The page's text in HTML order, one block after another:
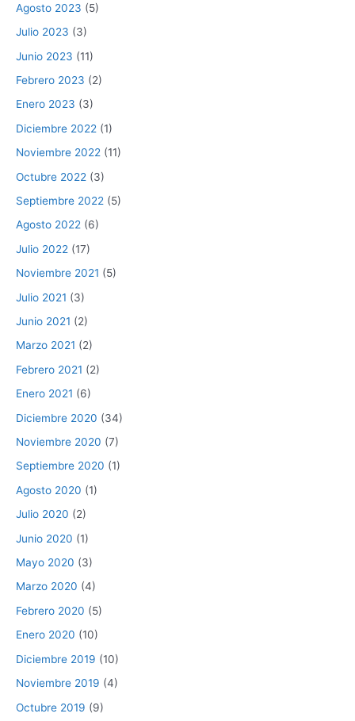
Agosto 2023 (5)
Julio 2023 (3)
Junio 2023 (11)
Febrero 2023 (2)
Enero 2023 (3)
Diciembre 2022 (1)
Noviembre 2022 (11)
Octubre 2022 (3)
Septiembre 2022 (5)
Agosto 2022 (6)
Julio 2022 (17)
Noviembre 2021 (5)
Julio 2021 (3)
Junio 2021 (2)
Marzo 2021 (2)
Febrero 2021 (2)
Enero 2021 (6)
Diciembre 2020 (34)
Noviembre 2020 (7)
Septiembre 2020 (1)
Agosto 2020 (1)
Julio 2020 (2)
Junio 2020 (1)
Mayo 2020 (3)
Marzo 2020 (4)
Febrero 2020 (5)
Enero 2020 (10)
Diciembre 2019 (10)
Noviembre 2019 (4)
Octubre 2019 (9)